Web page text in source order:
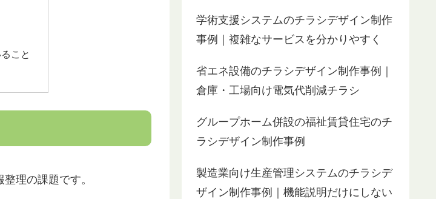
こと
理の課題です。
学術支援システムのチラシデザイン制作
事例｜複雑なサービスを分かりやすく
省エネ設備のチラシデザイン制作事例｜
倉庫・工場向け電気代削減チラシ
グループホーム併設の福祉賃貸住宅のチ
ラシデザイン制作事例
製造業向け生産管理システムのチラシデ
ザイン制作事例｜機能説明だけにしない